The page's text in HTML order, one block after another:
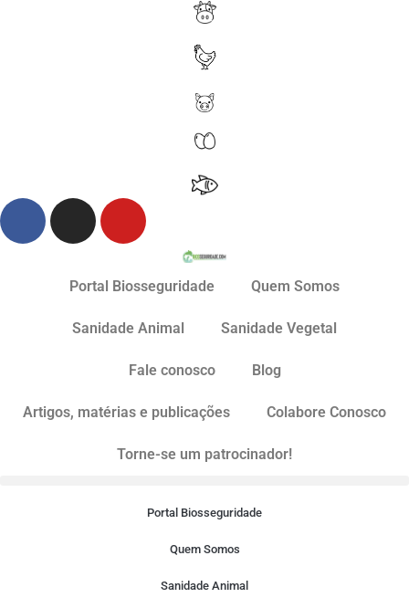
Portal Biosseguridade Quem Somos
Sanidade Animal Sanidade Vegetal
Fale conosco Blog
Artigos, matérias e publicações Colabore Conosco
Torne-se um patrocinador!
Portal Biosseguridade
Quem Somos
Sanidade Animal